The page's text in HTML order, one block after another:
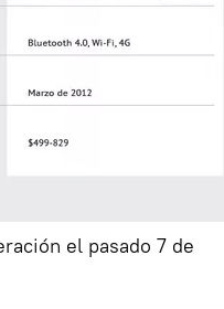
el pasado 7 de